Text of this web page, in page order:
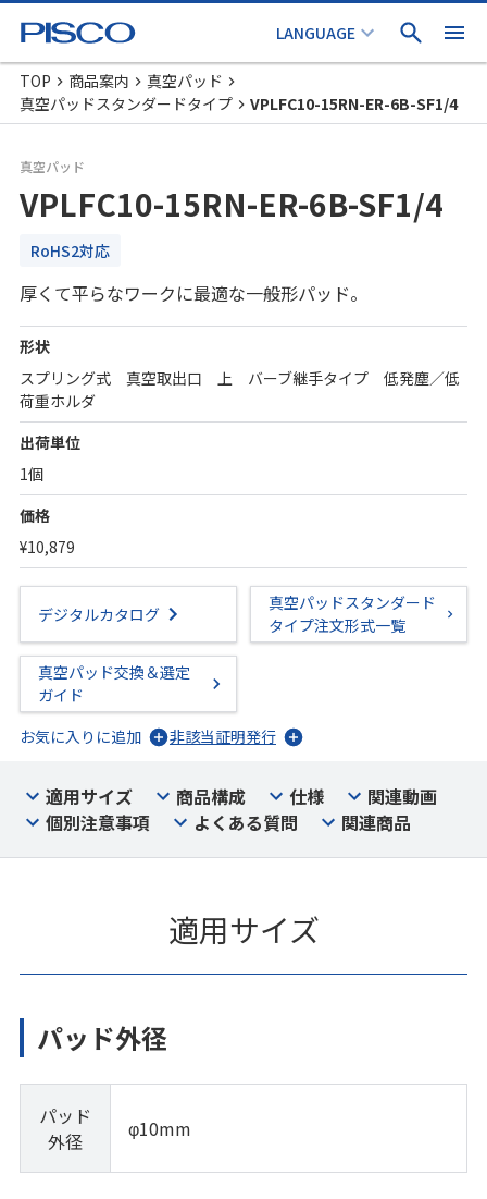
TOP 商品案内
真空パッド
真空パッドスタンダードタイプ
VPLFC10-15RN-ER-6B-SF1/4
真空パッド
VPLFC10-15RN-ER-6B-SF1/4
RoHS2対応
厚くて平らなワークに最適な一般形パッド。
形状
スプリング式 真空取出口 上 バーブ継手タイプ 低発塵／低
荷重ホルダ
出荷単位
1個
価格
¥10,879
デジタルカタログ
真空パッドスタンダード
タイプ注文形式一覧
真空パッド交換＆選定
ガイド
お気に入りに追加
非該当証明発行
適用サイズ 商品構成 仕様
関連動画
個別注意事項
よくある質問 関連商品
適用サイズ
パッド外径
パッド
外径
φ10mm